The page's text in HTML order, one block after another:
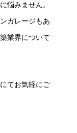
悩みません。
ガレージもあ
業界について
てお気軽にご